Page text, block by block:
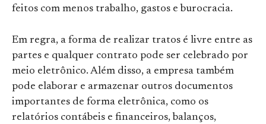
feitos com menos trabalho, gastos e burocracia.
Em regra, a forma de realizar tratos é livre entre as
partes e qualquer contrato pode ser celebrado por
meio eletrônico. Além disso, a empresa também
pode elaborar e armazenar outros documentos
importantes de forma eletrônica, como os
relatórios contábeis e financeiros, balanços,